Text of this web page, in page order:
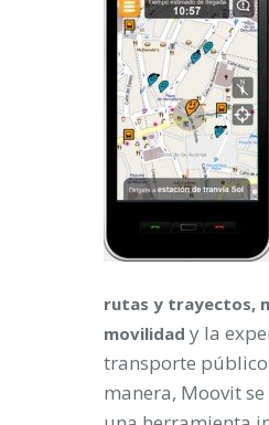
rutas y trayectos,
movilidad y la
transporte
manera, Moovit